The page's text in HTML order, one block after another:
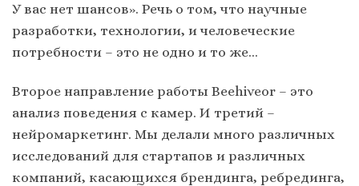
У вас нет шансов». Речь о том, что научные
разработки, технологии, и человеческие
потребности – это не одно и то же…
Второе направление работы Beehiveor – это
анализ поведения с камер. И третий –
нейромаркетинг. Мы делали много различных
исследований для стартапов и различных
компаний, касающихся брендинга, ребрединга,